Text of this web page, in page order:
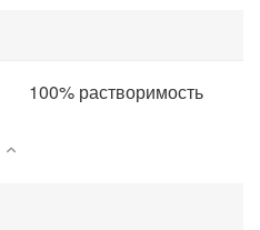
100% растворимость